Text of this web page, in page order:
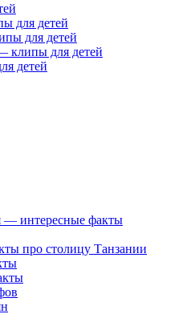
для детей
для детей
клипы для детей
детей
— интересные факты
про столицу Танзании